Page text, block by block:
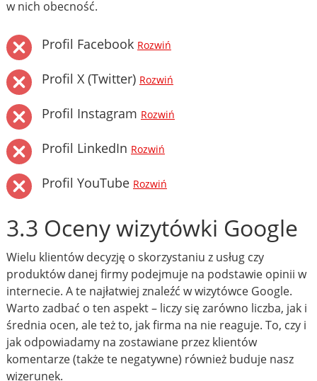
w nich obecność.
Profil Facebook Rozwiń
Profil X (Twitter) Rozwiń
Profil Instagram Rozwiń
Profil LinkedIn Rozwiń
Profil YouTube Rozwiń
3.3 Oceny wizytówki Google
Wielu klientów decyzję o skorzystaniu z usług czy
produktów danej firmy podejmuje na podstawie opinii w
internecie. A te najłatwiej znaleźć w wizytówce Google.
Warto zadbać o ten aspekt – liczy się zarówno liczba, jak i
średnia ocen, ale też to, jak firma na nie reaguje. To, czy i
jak odpowiadamy na zostawiane przez klientów
komentarze (także te negatywne) również buduje nasz
wizerunek.